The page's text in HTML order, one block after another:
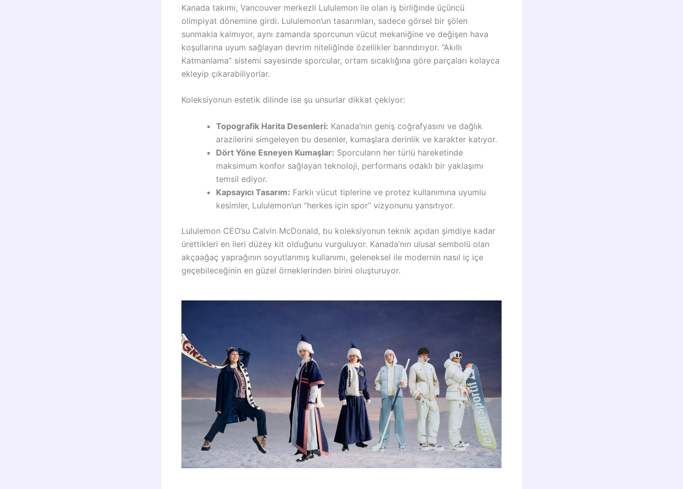
Kanada takımı, Vancouver merkezli Lululemon ile olan iş birliğinde üçüncü
olimpiyat dönemine girdi. Lululemon’un tasarımları, sadece görsel bir şölen
sunmakla kalmıyor, aynı zamanda sporcunun vücut mekaniğine ve değişen hava
koşullarına uyum sağlayan devrim niteliğinde özellikler barındırıyor. “Akıllı
Katmanlama” sistemi sayesinde sporcular, ortam sıcaklığına göre parçaları kolayca
ekleyip çıkarabiliyorlar.
Koleksiyonun estetik dilinde ise şu unsurlar dikkat çekiyor:
Topografik Harita Desenleri: Kanada’nın geniş coğrafyasını ve dağlık
arazilerini simgeleyen bu desenler, kumaşlara derinlik ve karakter katıyor.
Dört Yöne Esneyen Kumaşlar: Sporcuların her türlü hareketinde
maksimum konfor sağlayan teknoloji, performans odaklı bir yaklaşımı
temsil ediyor.
Kapsayıcı Tasarım: Farklı vücut tiplerine ve protez kullanımına uyumlu
kesimler, Lululemon’un “herkes için spor” vizyonunu yansıtıyor.
Lululemon CEO’su Calvin McDonald, bu koleksiyonun teknik açıdan şimdiye kadar
ürettikleri en ileri düzey kit olduğunu vurguluyor. Kanada’nın ulusal sembolü olan
akçaağaç yaprağının soyutlanmış kullanımı, geleneksel ile modernin nasıl iç içe
geçebileceğinin en güzel örneklerinden birini oluşturuyor.